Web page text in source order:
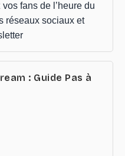
vos fans de l’heure du
réseaux sociaux et
: Guide Pas à